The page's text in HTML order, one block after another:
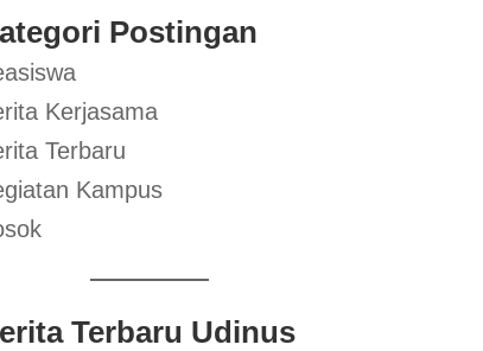
Postingan
Kerjasama
Terbaru
Kampus
Terbaru Udinus